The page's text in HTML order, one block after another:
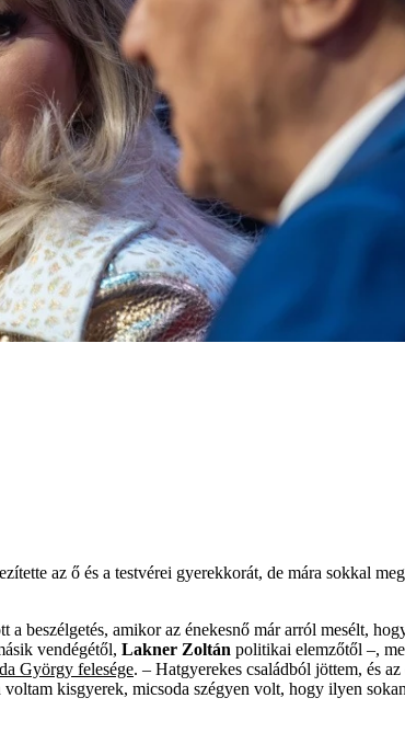
az ő és a testvérei gyerekkorát, de mára sokkal
a beszélgetés, amikor az énekesnő már arról mesélt,
vendégétől, Lakner Zoltán politikai elemzőtől –,
György felesége. – Hatgyerekes családból jöttem, és
kisgyerek, micsoda szégyen volt, hogy ilyen